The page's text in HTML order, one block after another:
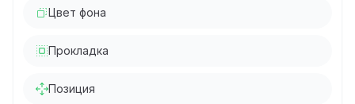
Цвет фона
Прокладка
Позиция